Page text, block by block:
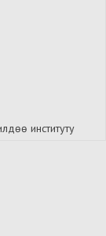
институту